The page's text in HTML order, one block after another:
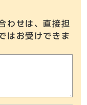
わせは、直接担
はお受けできま